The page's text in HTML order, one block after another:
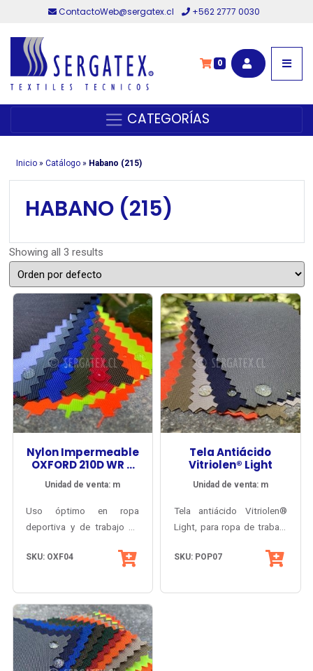
ContactoWeb@sergatex.cl +562 2777 0030
0
CATEGORÍAS
Inicio» Catálogo» Habano (215)
HABANO (215)
Showing all 3 results
Nylon Impermeable
OXFORD 210D WR +
PU5000
Unidad de venta: m
Uso óptimo en ropa
deportiva y de trabajo de
trato rudo. Accesorios
alta impermeabilidad.
SKU: OXF04
Tela Antiácido
Vitriolen® Light
Unidad de venta: m
Tela antiácido Vitriolen®
Light, para ropa de trabajo
PRO®. Con menos espesor
para lograr más confort y
SKU: POP07